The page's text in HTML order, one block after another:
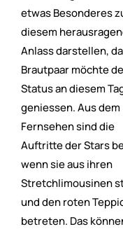
etwas Besonderes
diesem
Anlass darstellen,
Brautpaar möchte
Status an diesem
geniessen. Aus dem
Fernsehen sind die
Auftritte der Stars
wenn sie aus ihren
Stretchlimousinen
und den roten
betreten. Das